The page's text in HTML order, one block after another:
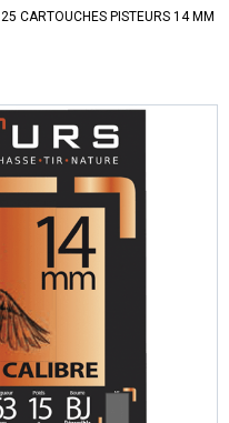
25 CARTOUCHES PISTEURS 14 MM